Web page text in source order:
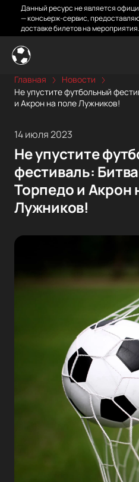
Данный ресурс не является
— консьерж-сервис,
доставке билетов на мероприятия.
Главная
Новости
Не упустите футбольный
и Акрон на поле Лужников!
14 июля 2023
Не упустите
фестиваль:
Торпедо и Акрон
Лужников!